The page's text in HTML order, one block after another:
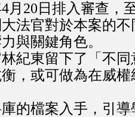
20日排入審查，
法官對於本案的
與關鍵角色。
紀東留下了「不
，或可做為在威
的檔案入手，引